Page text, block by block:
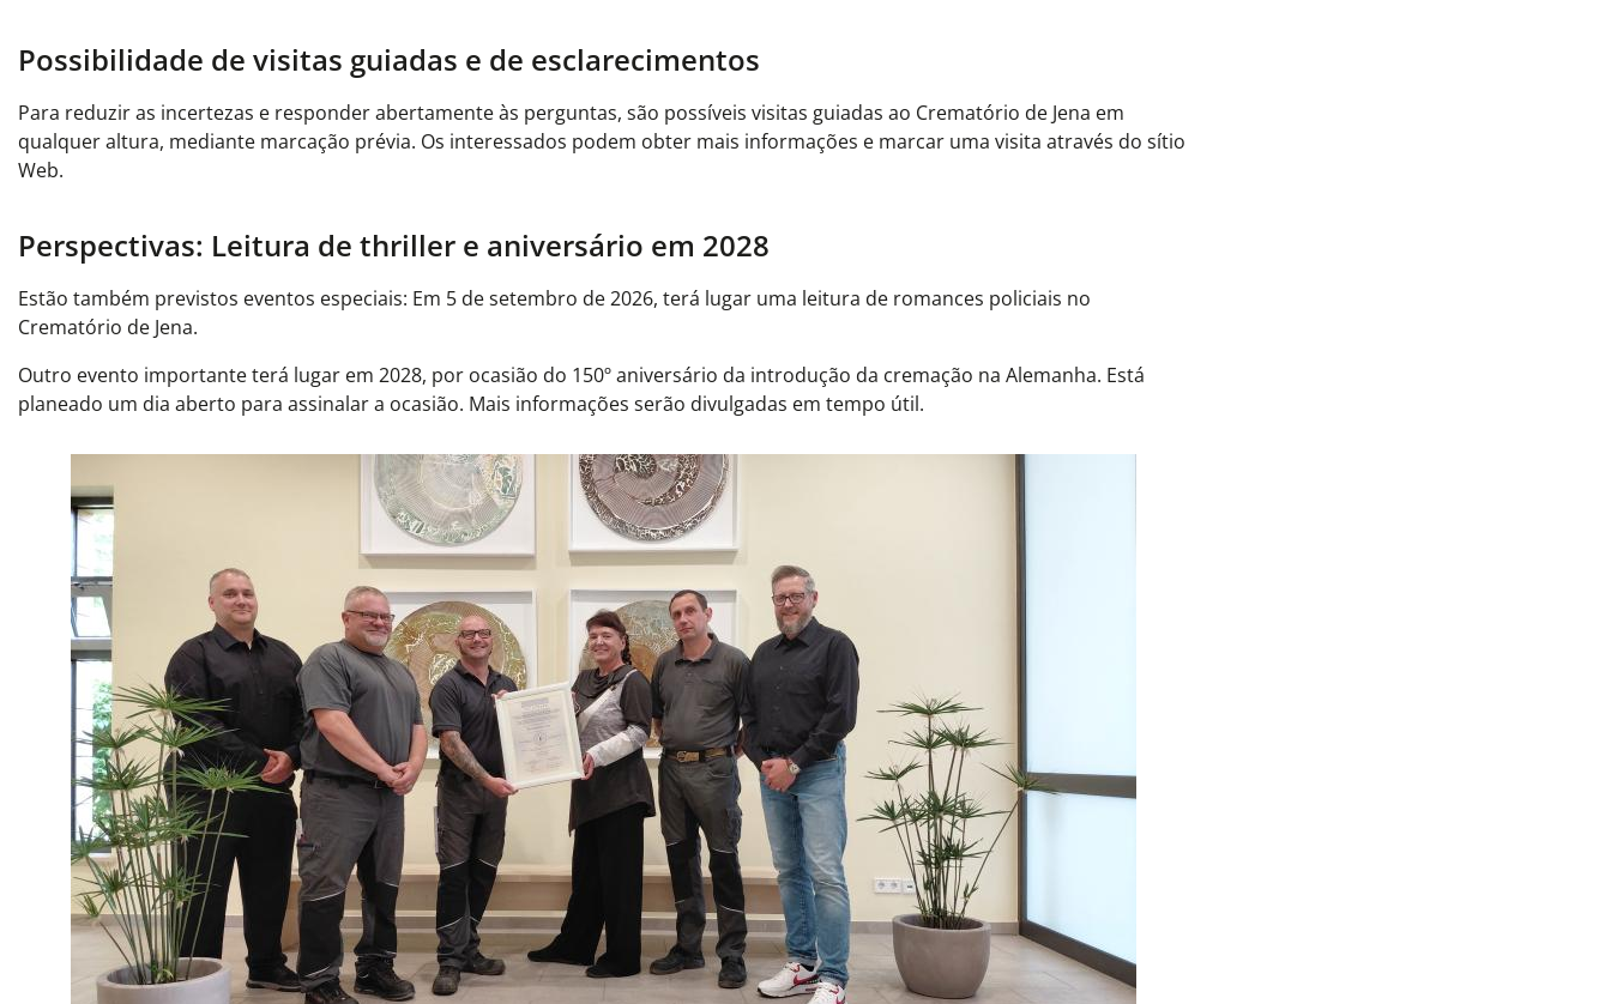
Possibilidade de visitas guiadas e de esclarecimentos
Para reduzir as incertezas e responder abertamente às perguntas, são possíveis visitas guiadas ao Crematório de Jena em
qualquer altura, mediante marcação prévia. Os interessados podem obter mais informações e marcar uma visita através do sítio
Web.
Perspectivas: Leitura de thriller e aniversário em 2028
Estão também previstos eventos especiais: Em 5 de setembro de 2026, terá lugar uma leitura de romances policiais no
Crematório de Jena.
Outro evento importante terá lugar em 2028, por ocasião do 150º aniversário da introdução da cremação na Alemanha. Está
planeado um dia aberto para assinalar a ocasião. Mais informações serão divulgadas em tempo útil.